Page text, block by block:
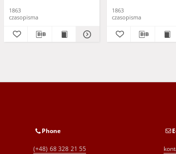
1863
czasopisma
1863
czasopisma
Phone
(+48) 68 328 21 55